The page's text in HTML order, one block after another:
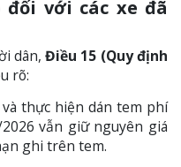
với các xe đã
dân,Điều 15 (Quy định
rõ:
thực hiện dán tem phí
vẫn giữ nguyên giá
ghi trên tem.